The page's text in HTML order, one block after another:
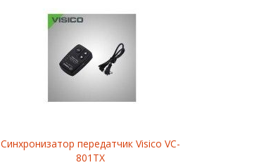
Синхронизатор передатчик Visico VC-
801TX